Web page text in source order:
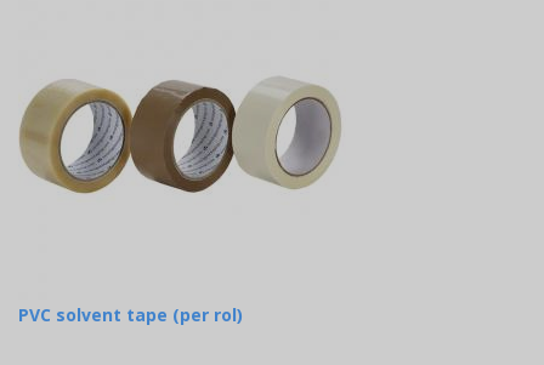
PVC solvent tape (per rol)